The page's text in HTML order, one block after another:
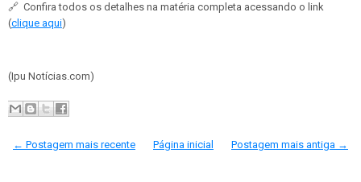
🔗 Confira todos os detalhes na matéria completa acessando o link
(clique aqui)
(Ipu Notícias.com)
← Postagem mais recente Postagem mais antiga →
Página inicial